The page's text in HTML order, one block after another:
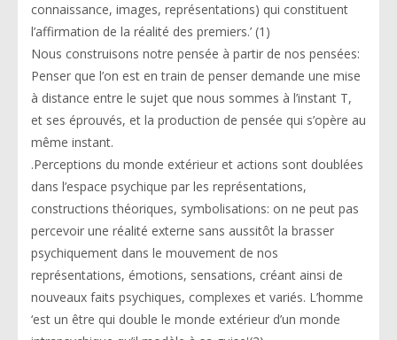
connaissance, images, représentations) qui constituent
l’affirmation de la réalité des premiers.’ (1)
Nous construisons notre pensée à partir de nos pensées:
Penser que l’on est en train de penser demande une mise
à distance entre le sujet que nous sommes à l’instant T,
et ses éprouvés, et la production de pensée qui s’opère au
même instant.
.Perceptions du monde extérieur et actions sont doublées
dans l’espace psychique par les représentations,
constructions théoriques, symbolisations: on ne peut pas
percevoir une réalité externe sans aussitôt la brasser
psychiquement dans le mouvement de nos
représentations, émotions, sensations, créant ainsi de
nouveaux faits psychiques, complexes et variés. L’homme
‘est un être qui double le monde extérieur d’un monde